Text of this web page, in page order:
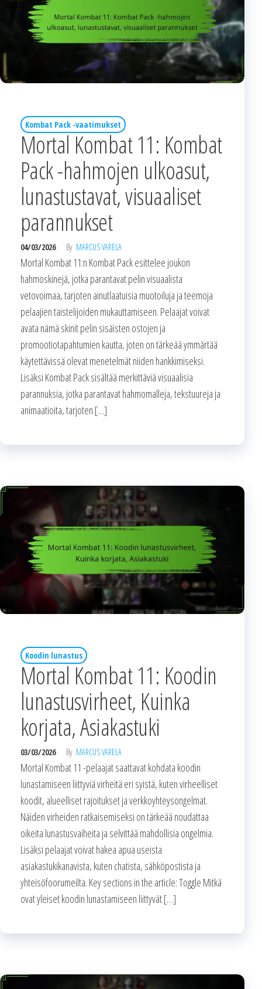
Kombat Pack -vaatimukset
Mortal Kombat 11: Kombat
Pack -hahmojen ulkoasut,
lunastustavat, visuaaliset
parannukset
04/03/2026 By MARCUS VARELA
Mortal Kombat 11:n Kombat Pack esittelee joukon
hahmoskinejä, jotka parantavat pelin visuaalista
vetovoimaa, tarjoten ainutlaatuisia muotoiluja ja teemoja
pelaajien taistelijoiden mukauttamiseen. Pelaajat voivat
avata nämä skinit pelin sisäisten ostojen ja
promootiotapahtumien kautta, joten on tärkeää ymmärtää
käytettävissä olevat menetelmät niiden hankkimiseksi.
Lisäksi Kombat Pack sisältää merkittäviä visuaalisia
parannuksia, jotka parantavat hahmomalleja, tekstuureja ja
animaatioita, tarjoten […]
Koodin lunastus
Mortal Kombat 11: Koodin
lunastusvirheet, Kuinka
korjata, Asiakastuki
03/03/2026 By MARCUS VARELA
Mortal Kombat 11 -pelaajat saattavat kohdata koodin
lunastamiseen liittyviä virheitä eri syistä, kuten virheelliset
koodit, alueelliset rajoitukset ja verkkoyhteysongelmat.
Näiden virheiden ratkaisemiseksi on tärkeää noudattaa
oikeita lunastusvaiheita ja selvittää mahdollisia ongelmia.
Lisäksi pelaajat voivat hakea apua useista
asiakastukikanavista, kuten chatista, sähköpostista ja
yhteisöfoorumeilta. Key sections in the article: Toggle Mitkä
ovat yleiset koodin lunastamiseen liittyvät […]